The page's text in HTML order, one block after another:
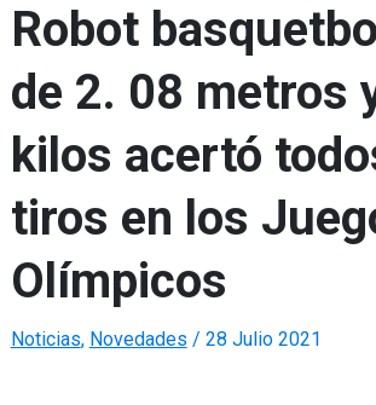
Robot
de 2. 08 metros
kilos acertó
tiros en los
Olímpicos
Noticias, Novedades / 28 Julio 2021